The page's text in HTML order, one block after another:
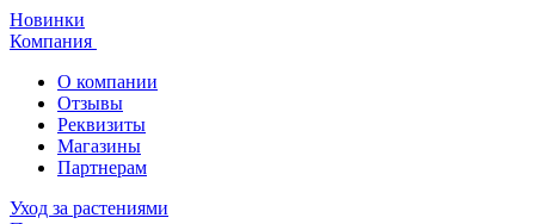
Новинки
Компания
О компании
Отзывы
Реквизиты
Магазины
Партнерам
Уход за растениями